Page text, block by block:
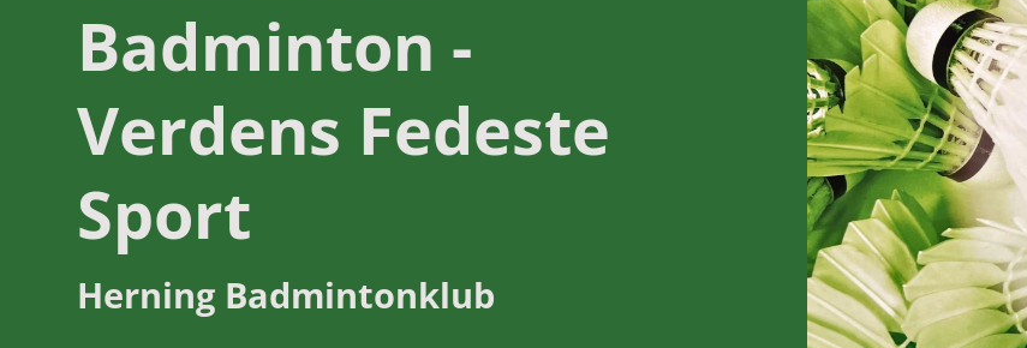
Badminton -
Verdens Fedeste
Sport
Herning Badmintonklub